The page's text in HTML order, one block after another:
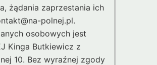
żądania zaprzestania ich
polnej.pl.
osobowych jest
Kinga Butkiewicz z
10. Bez wyraźnej zgody